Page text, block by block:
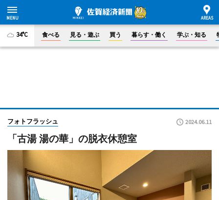
34°C 食べる 見る・遊ぶ 買う 暮らす・働く 学ぶ・知る
フォトフラッシュ 2024.06.11
「古湯 湯の華」の脱衣休憩室